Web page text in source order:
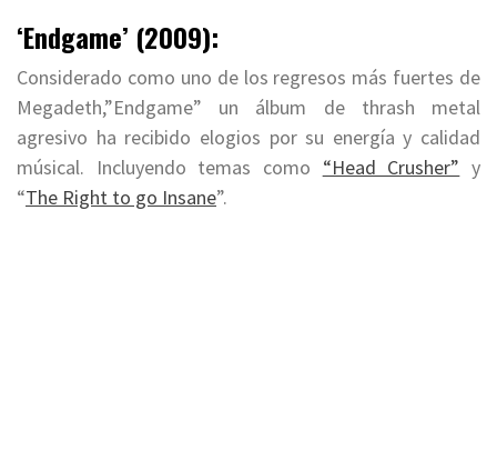
‘Endgame’ (2009):
Considerado como uno de los regresos más fuertes de
Megadeth,”Endgame” un álbum de thrash metal
agresivo ha recibido elogios por su energía y calidad
músical. Incluyendo temas como “Head Crusher” y
“The Right to go Insane”.